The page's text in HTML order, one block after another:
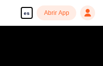
es Abrir App